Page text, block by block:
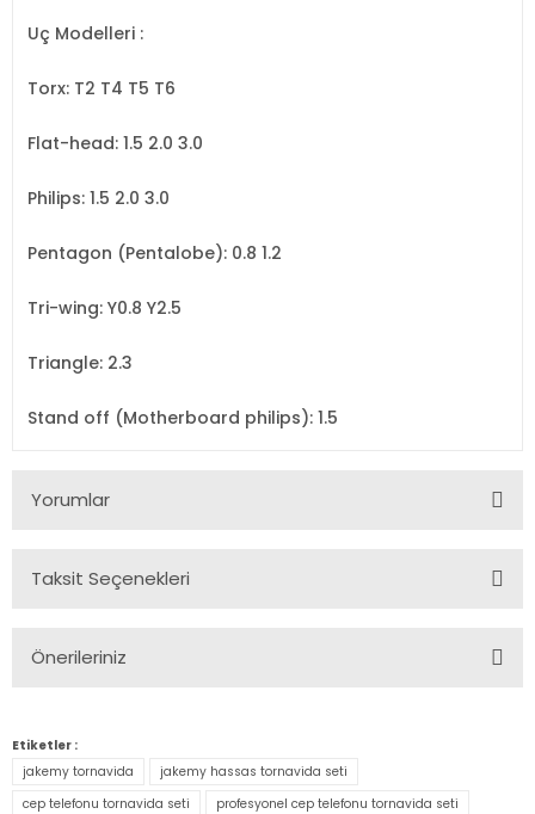
Uç Modelleri :
Torx: T2 T4 T5 T6
Flat-head: 1.5 2.0 3.0
Philips: 1.5 2.0 3.0
Pentagon (Pentalobe): 0.8 1.2
Tri-wing: Y0.8 Y2.5
Triangle: 2.3
Stand off (Motherboard philips): 1.5
Yorumlar
Taksit Seçenekleri
Önerileriniz
konularda yetersiz gördüğünüz noktaları öneri formunu
kullanarak tarafımıza iletebilirsiniz.
Görüş ve önerileriniz için teşekkür ederiz.
Etiketler :
jakemy tornavida
jakemy hassas tornavida seti
cep telefonu tornavida seti
profesyonel cep telefonu tornavida seti